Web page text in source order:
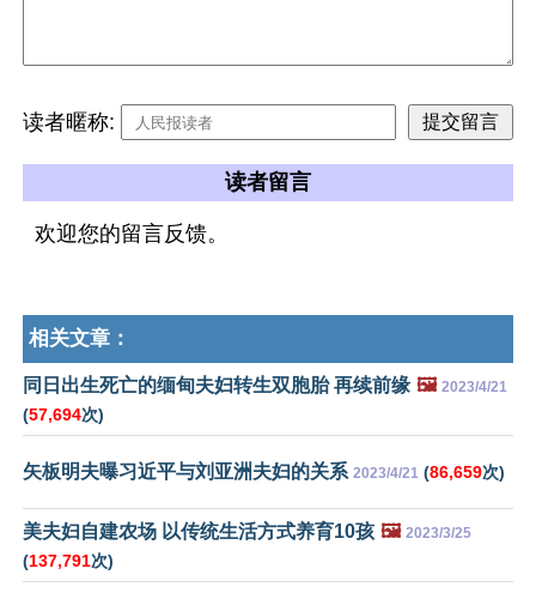
读者暱称:
读者留言
欢迎您的留言反馈。
相关文章：
同日出生死亡的缅甸夫妇转生双胞胎 再续前缘 🖼️ 2023/4/21
(57,694次)
矢板明夫曝习近平与刘亚洲夫妇的关系 2023/4/21 (86,659次)
美夫妇自建农场 以传统生活方式养育10孩 🖼️ 2023/3/25
(137,791次)